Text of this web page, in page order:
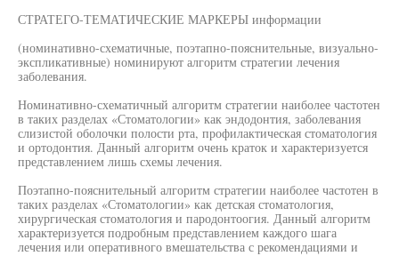
СТРАТЕГО-ТЕМАТИЧЕСКИЕ МАРКЕРЫ информации
(номинативно-схематичные, поэтапно-пояснительные, визуально-
экспликативные) номинируют алгоритм стратегии лечения
заболевания.
Номинативно-схематичный алгоритм стратегии наиболее частотен
в таких разделах «Стоматологии» как эндодонтия, заболевания
слизистой оболочки полости рта, профилактическая стоматология
и ортодонтия. Данный алгоритм очень краток и характеризуется
представлением лишь схемы лечения.
Поэтапно-пояснительный алгоритм стратегии наиболее частотен в
таких разделах «Стоматологии» как детская стоматология,
хирургическая стоматология и пародонтоогия. Данный алгоритм
характеризуется подробным представлением каждого шага
лечения или оперативного вмешательства с рекомендациями и